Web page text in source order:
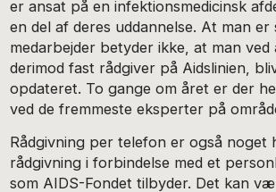
er ansat på en infektionsmedicinsk
en del af deres uddannelse. At man er
medarbejder betyder ikke, at man ved
derimod fast rådgiver på Aidslinien,
opdateret. To gange om året er der
ved de fremmeste eksperter på
Rådgivning per telefon er også noget
rådgivning i forbindelse med et
som AIDS-Fondet tilbyder. Det kan